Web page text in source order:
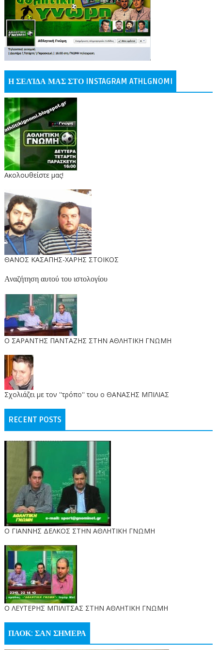
Η ΣΕΛΊΔΑ ΜΑΣ ΣΤΟ INSTAGRAM ATHLGNOMI
Ακολουθείστε μας!
ΘΑΝΟΣ ΚΑΣΑΠΗΣ-ΧΑΡΗΣ ΣΤΟΙΚΟΣ
Αναζήτηση αυτού του ιστολογίου
O ΣΑΡΑΝΤΗΣ ΠΑΝΤΑΖΗΣ ΣΤΗΝ ΑΘΛΗΤΙΚΗ ΓΝΩΜΗ
Σχολιάζει με τον ''τρόπο'' του ο ΘΑΝΑΣΗΣ ΜΠΙΛΙΑΣ
RECENT POSTS
Ο ΓΙΑΝΝΗΣ ΔΕΛΚΟΣ ΣΤΗΝ ΑΘΛΗΤΙΚΗ ΓΝΩΜΗ
O ΛΕΥΤΕΡΗΣ ΜΠΙΛΙΤΣΑΣ ΣΤΗΝ ΑΘΛΗΤΙΚΗ ΓΝΩΜΗ
ΠΑΟΚ: ΣΑΝ ΣΗΜΕΡΑ